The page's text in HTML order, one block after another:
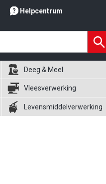
Helpcentrum
Deeg & Meel
Vleesverwerking
Levensmiddelverwerking